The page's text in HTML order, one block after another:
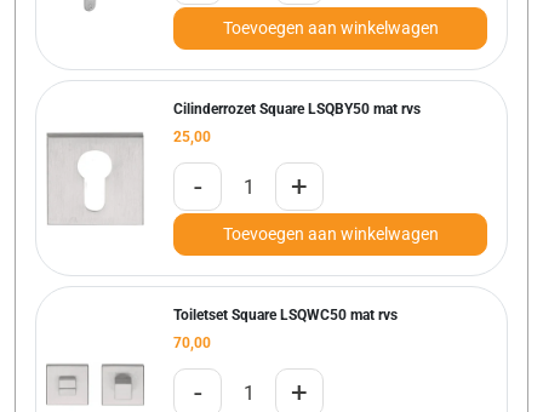
Toevoegen aan winkelwagen
Cilinderrozet Square LSQBY50 mat rvs
25,00
- +
Toevoegen aan winkelwagen
Toiletset Square LSQWC50 mat rvs
70,00
- +